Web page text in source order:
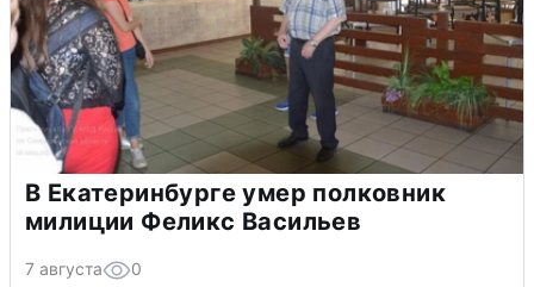
В Екатеринбурге умер полковник
милиции Феликс Васильев
7 августа 0